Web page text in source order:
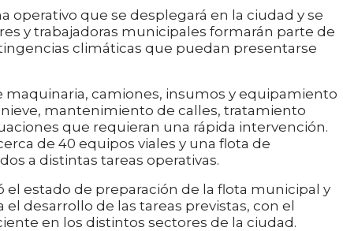
operativo que se desplegará en la ciudad y se
y trabajadoras municipales formarán parte de
climáticas que puedan presentarse
maquinaria, camiones, insumos y equipamiento
mantenimiento de calles, tratamiento
que requieran una rápida intervención.
de 40 equipos viales y una flota de
a distintas tareas operativas.
estado de preparación de la flota municipal y
desarrollo de las tareas previstas, con el
en los distintos sectores de la ciudad.